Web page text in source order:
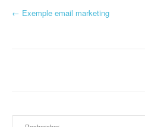
Navigation d'article
← Exemple email marketing